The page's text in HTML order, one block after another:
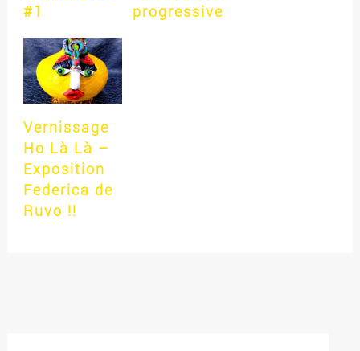
#1
progressive
Vernissage
Ho Là Là –
Exposition
Federica de
Ruvo !!